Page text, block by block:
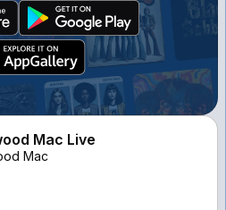
Mac Live
Mac